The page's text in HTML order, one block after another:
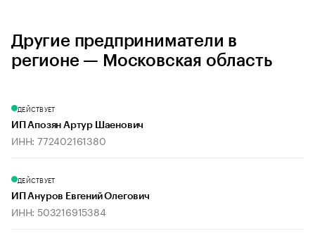
Другие предприниматели в
регионе — Московская область
ДЕЙСТВУЕТ
ИП Апозян Артур Шаенович
ИНН: 772402161380
ДЕЙСТВУЕТ
ИП Ануров Евгений Олегович
ИНН: 503216915384